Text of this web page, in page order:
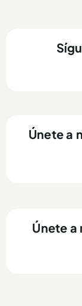
Únete a
Únete a